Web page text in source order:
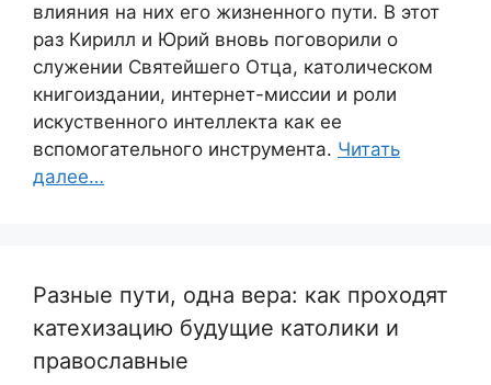
влияния на них его жизненного пути. В этот
раз Кирилл и Юрий вновь поговорили о
служении Святейшего Отца, католическом
книгоиздании, интернет-миссии и роли
искуственного интеллекта как ее
вспомогательного инструмента. Читать
далее…
Разные пути, одна вера: как проходят
катехизацию будущие католики и
православные